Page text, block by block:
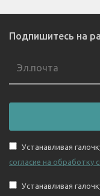
Подпишитесь на
Устанавливая
согласие на обработку
Устанавливая